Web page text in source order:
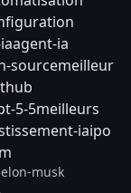
agent-ia
sourcemeilleur
5-5meilleurs
iaipo
elon-musk